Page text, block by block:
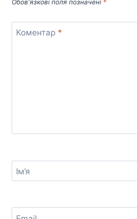
Обов’язкові поля позначені *
Коментар *
Ім’я